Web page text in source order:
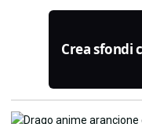
Crea sfondi